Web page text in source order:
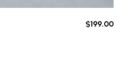
$199.00